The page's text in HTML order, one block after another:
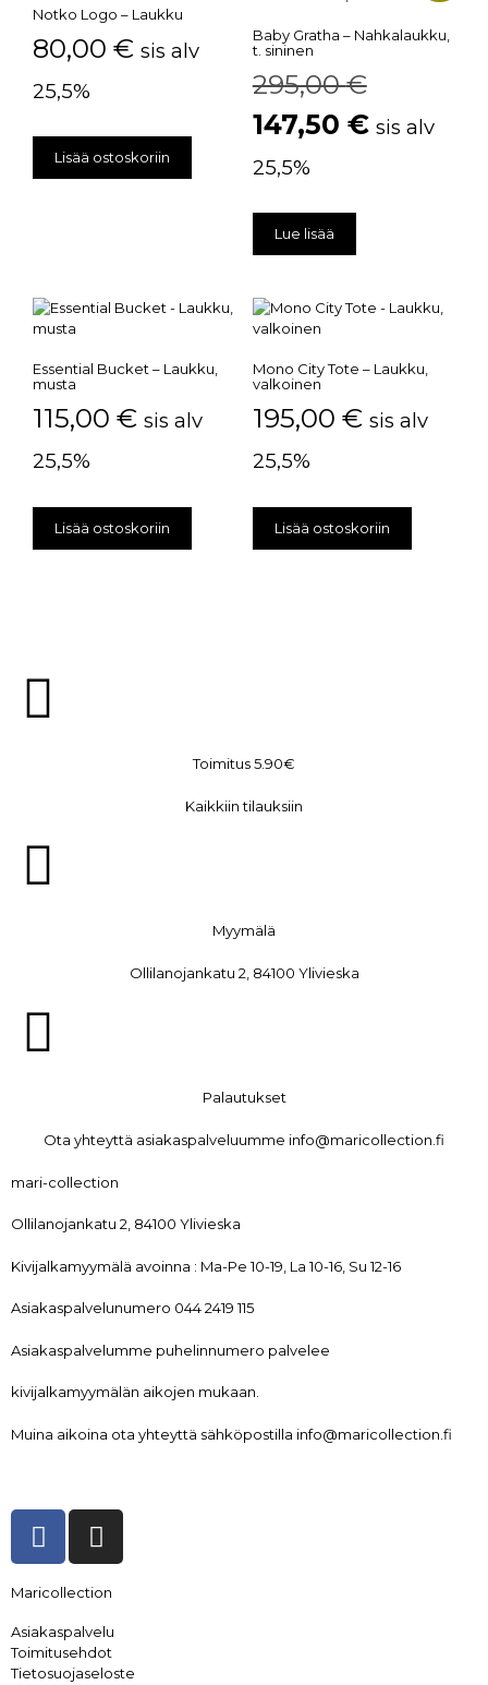
Notko Logo – Laukku
80,00 € sis alv
25,5%
Lisää ostoskoriin
Baby Gratha – Nahkalaukku,
t. sininen
295,00€
147,50 € sis alv
25,5%
Lue lisää
Essential Bucket – Laukku,
musta
115,00 € sis alv
25,5%
Lisää ostoskoriin
Mono City Tote – Laukku,
valkoinen
195,00 € sis alv
25,5%
Lisää ostoskoriin
Toimitus 5.90€
Kaikkiin tilauksiin
Myymälä
Ollilanojankatu 2, 84100 Ylivieska
Palautukset
Ota yhteyttä asiakaspalveluumme info@maricollection.fi
mari-collection
Ollilanojankatu 2, 84100 Ylivieska
Kivijalkamyymälä avoinna : Ma-Pe 10-19, La 10-16, Su 12-16
Asiakaspalvelunumero 044 2419 115
Asiakaspalvelumme puhelinnumero palvelee
kivijalkamyymälän aikojen mukaan.
Muina aikoina ota yhteyttä sähköpostilla info@maricollection.fi
Maricollection
Asiakaspalvelu
Toimitusehdot
Tietosuojaseloste